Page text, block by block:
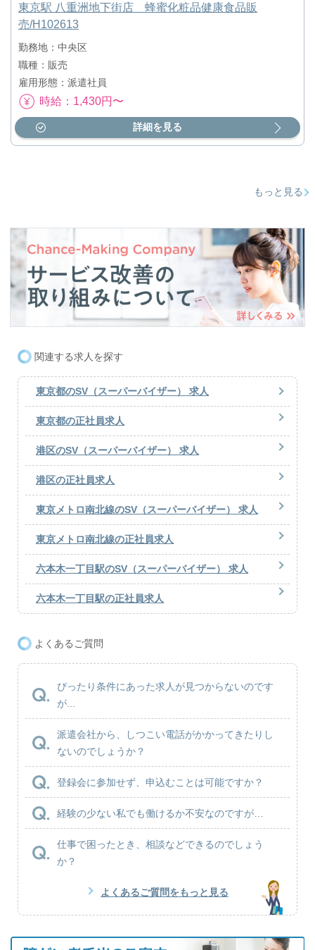
東京駅 八重洲地下街店 蜂蜜化粧品健康食品販
売/H102613
勤務地：中央区
職種：販売
雇用形態：派遣社員
時給：1,430円〜
詳細を見る
もっと見る
関連する求人を探す
東京都のSV（スーパーバイザー） 求人
東京都の正社員求人
港区のSV（スーパーバイザー） 求人
港区の正社員求人
東京メトロ南北線のSV（スーパーバイザー） 求人
東京メトロ南北線の正社員求人
六本木一丁目駅のSV（スーパーバイザー） 求人
六本木一丁目駅の正社員求人
よくあるご質問
ぴったり条件にあった求人が見つからないのです
が...
派遣会社から、しつこい電話がかかってきたりし
ないのでしょうか？
登録会に参加せず、申込むことは可能ですか？
経験の少ない私でも働けるか不安なのですが…
仕事で困ったとき、相談などできるのでしょう
か？
よくあるご質問をもっと見る